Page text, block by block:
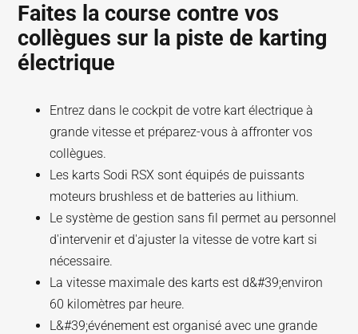
Faites la course contre vos
collègues sur la piste de karting
électrique
Entrez dans le cockpit de votre kart électrique à
grande vitesse et préparez-vous à affronter vos
collègues.
Les karts Sodi RSX sont équipés de puissants
moteurs brushless et de batteries au lithium.
Le système de gestion sans fil permet au personnel
d'intervenir et d'ajuster la vitesse de votre kart si
nécessaire.
La vitesse maximale des karts est d&#39;environ
60 kilomètres par heure.
L&#39;événement est organisé avec une grande